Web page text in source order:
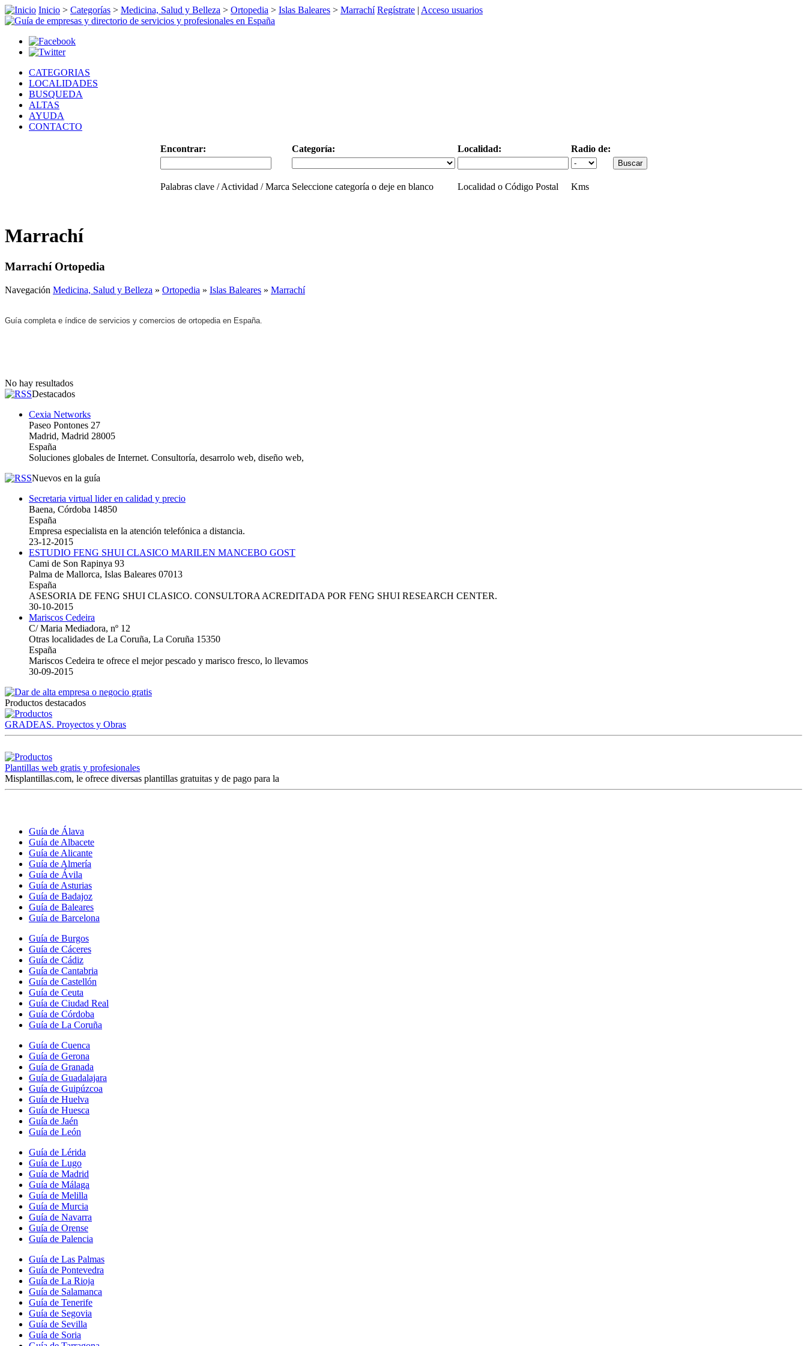
Inicio > Categorías > Medicina, Salud y Belleza > Ortopedia > Islas Baleares > Marrachí Regístrate | Acceso usuarios
CATEGORIAS
LOCALIDADES
BUSQUEDA
ALTAS
AYUDA
CONTACTO
Encontrar: Categoría: Localidad: Radio de:
Palabras clave / Actividad / Marca Seleccione categoría o deje en blanco Localidad o Código Postal Kms
Marrachí
Marrachí Ortopedia
Navegación Medicina, Salud y Belleza » Ortopedia » Islas Baleares » Marrachí
Guía completa e índice de servicios y comercios de ortopedia en España.
No hay resultados
Destacados
Cexia Networks
Paseo Pontones 27
Madrid, Madrid 28005
España
Soluciones globales de Internet. Consultoría, desarrolo web, diseño web,
Nuevos en la guía
Secretaria virtual lider en calidad y precio
Baena, Córdoba 14850
España
Empresa especialista en la atención telefónica a distancia.
23-12-2015
ESTUDIO FENG SHUI CLASICO MARILEN MANCEBO GOST
Cami de Son Rapinya 93
Palma de Mallorca, Islas Baleares 07013
España
ASESORIA DE FENG SHUI CLASICO. CONSULTORA ACREDITADA POR FENG SHUI RESEARCH CENTER.
30-10-2015
Mariscos Cedeira
C/ Maria Mediadora, nº 12
Otras localidades de La Coruña, La Coruña 15350
España
Mariscos Cedeira te ofrece el mejor pescado y marisco fresco, lo llevamos
30-09-2015
Productos destacados
GRADEAS. Proyectos y Obras
Plantillas web gratis y profesionales
Misplantillas.com, le ofrece diversas plantillas gratuitas y de pago para la
Guía de Álava
Guía de Albacete
Guía de Alicante
Guía de Almería
Guía de Ávila
Guía de Asturias
Guía de Badajoz
Guía de Baleares
Guía de Barcelona
Guía de Burgos
Guía de Cáceres
Guía de Cádiz
Guía de Cantabria
Guía de Castellón
Guía de Ceuta
Guía de Ciudad Real
Guía de Córdoba
Guía de La Coruña
Guía de Cuenca
Guía de Gerona
Guía de Granada
Guía de Guadalajara
Guía de Guipúzcoa
Guía de Huelva
Guía de Huesca
Guía de Jaén
Guía de León
Guía de Lérida
Guía de Lugo
Guía de Madrid
Guía de Málaga
Guía de Melilla
Guía de Murcia
Guía de Navarra
Guía de Orense
Guía de Palencia
Guía de Las Palmas
Guía de Pontevedra
Guía de La Rioja
Guía de Salamanca
Guía de Tenerife
Guía de Segovia
Guía de Sevilla
Guía de Soria